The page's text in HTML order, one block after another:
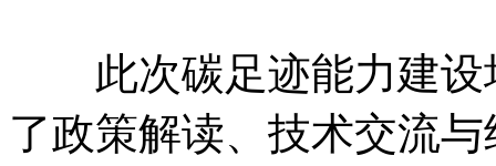
此次碳足迹能力建设
了政策解读、技术交流